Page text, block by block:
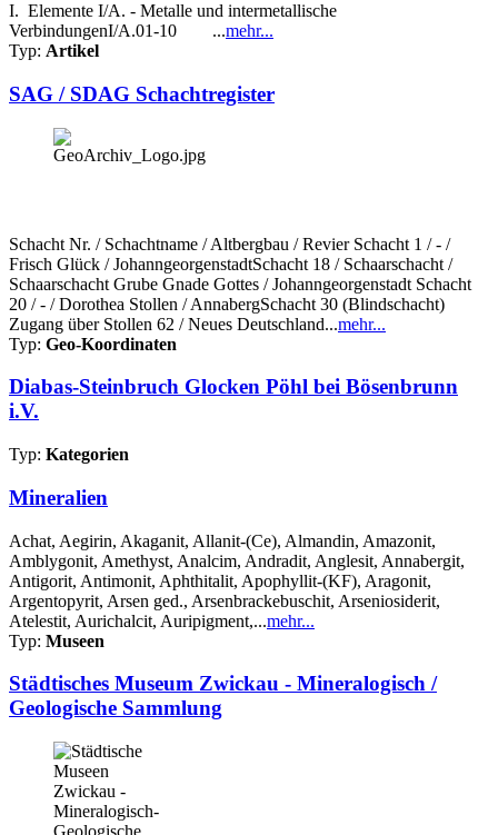
I. Elemente I/A. - Metalle und intermetallische
VerbindungenI/A.01-10 ...mehr...
Typ: Artikel
SAG / SDAG Schachtregister
Schacht Nr. / Schachtname / Altbergbau / Revier Schacht 1 / - /
Frisch Glück / JohanngeorgenstadtSchacht 18 / Schaarschacht /
Schaarschacht Grube Gnade Gottes / Johanngeorgenstadt Schacht
20 / - / Dorothea Stollen / AnnabergSchacht 30 (Blindschacht)
Zugang über Stollen 62 / Neues Deutschland...mehr...
Typ: Geo-Koordinaten
Diabas-Steinbruch Glocken Pöhl bei Bösenbrunn
i.V.
Typ: Kategorien
Mineralien
Achat, Aegirin, Akaganit, Allanit-(Ce), Almandin, Amazonit,
Amblygonit, Amethyst, Analcim, Andradit, Anglesit, Annabergit,
Antigorit, Antimonit, Aphthitalit, Apophyllit-(KF), Aragonit,
Argentopyrit, Arsen ged., Arsenbrackebuschit, Arseniosiderit,
Atelestit, Aurichalcit, Auripigment,...mehr...
Typ: Museen
Städtisches Museum Zwickau - Mineralogisch /
Geologische Sammlung